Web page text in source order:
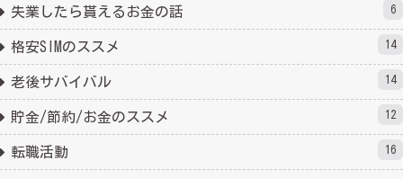
失業したら貰えるお金の話 6
格安SIMのススメ 14
老後サバイバル 14
貯金/節約/お金のススメ 12
転職活動 16